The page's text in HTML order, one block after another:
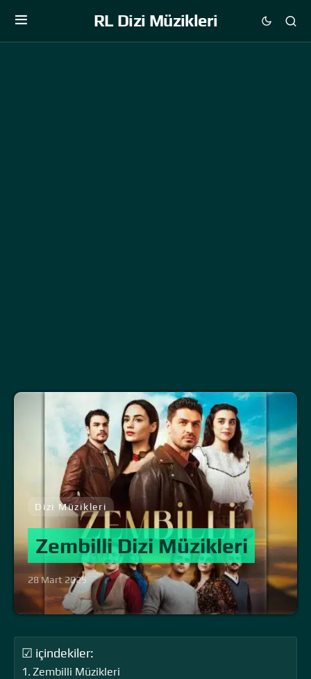
RL Dizi Müzikleri
Dizi Müzikleri
Zembilli Dizi Müzikleri
28 Mart 2025
☑ içindekiler:
Zembilli Müzikleri